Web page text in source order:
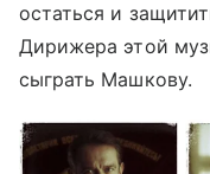
остаться и
Дирижера этой
сыграть Машкову.